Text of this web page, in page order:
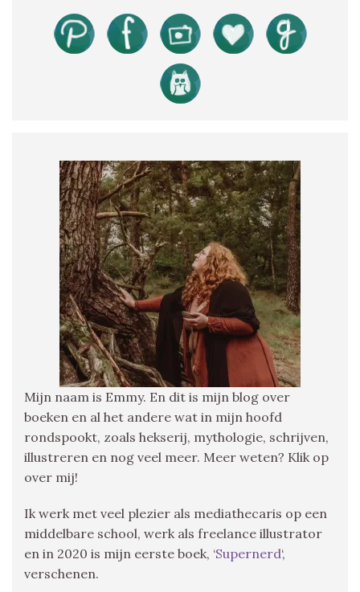
Mijn naam is Emmy. En dit is mijn blog over
boeken en al het andere wat in mijn hoofd
rondspookt, zoals hekserij, mythologie, schrijven,
illustreren en nog veel meer. Meer weten? Klik op
over mij!
Ik werk met veel plezier als mediathecaris op een
middelbare school, werk als freelance illustrator
en in 2020 is mijn eerste boek, ‘Supernerd‘,
verschenen.